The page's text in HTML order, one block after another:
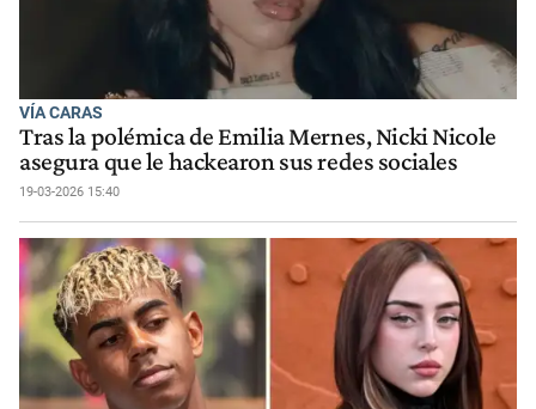
VÍA CARAS
Tras la polémica de Emilia Mernes, Nicki Nicole
asegura que le hackearon sus redes sociales
19-03-2026 15:40